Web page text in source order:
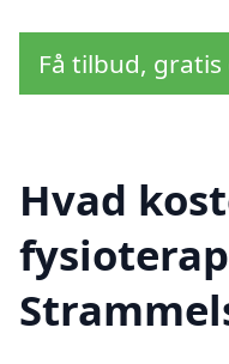
Få tilbud,
Hvad